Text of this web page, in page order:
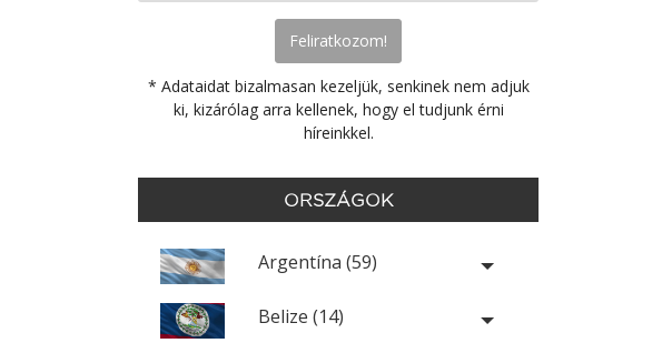
* Adataidat bizalmasan kezeljük, senkinek nem adjuk
ki, kizárólag arra kellenek, hogy el tudjunk érni
híreinkkel.
ORSZÁGOK
Argentína (59)
Belize (14)